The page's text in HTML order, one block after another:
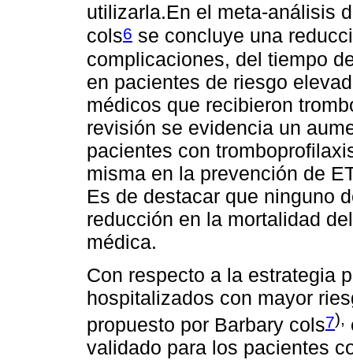
utilizarla.En el meta-análisis
cols6 se concluye una
complicaciones, del tiempo
en pacientes de riesgo
médicos que recibieron
revisión se evidencia un
pacientes con
misma en la prevención de
Es de destacar que ninguno
reducción en la mortalidad
médica.
Con respecto a la estrategia
hospitalizados con mayor
propuesto por Barbary cols7),
validado para los pacientes